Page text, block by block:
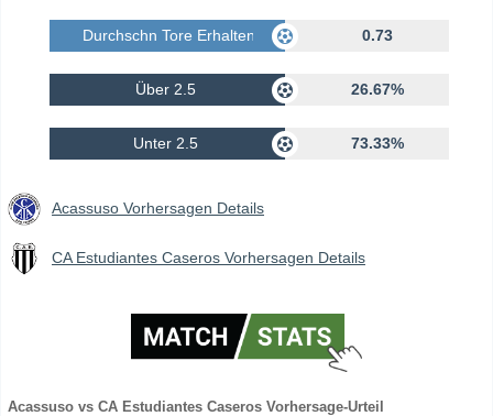
Durchschn Tore Erhalten 0.73
Über 2.5 26.67%
Unter 2.5 73.33%
Acassuso Vorhersagen Details
CA Estudiantes Caseros Vorhersagen Details
Acassuso vs CA Estudiantes Caseros Vorhersage-Urteil